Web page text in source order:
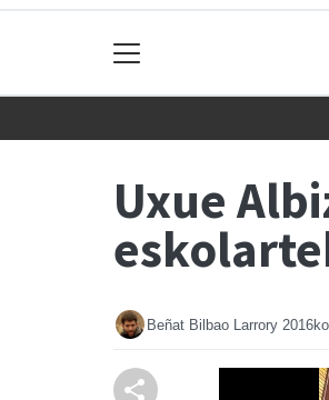
Uxue
Beñat Bilbao Larrory